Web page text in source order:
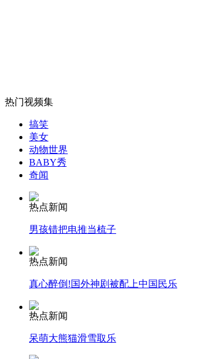
安徽一实载49人客车翻车
走！跟着总书记去植树
纽约上演“枕头大战”
热门视频集
搞笑
美女
动物世界
BABY秀
奇闻
热点新闻
男孩错把电推当梳子
热点新闻
真心醉倒!国外神剧被配上中国民乐
热点新闻
呆萌大熊猫滑雪取乐